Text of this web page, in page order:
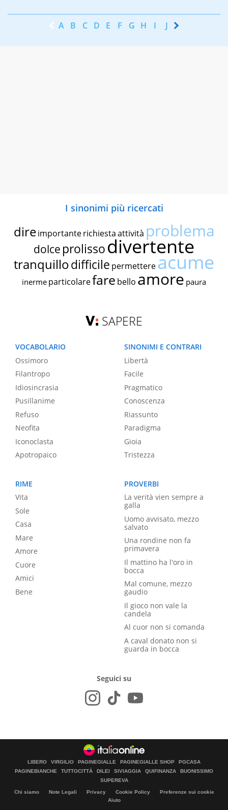
A B C D E F G H I J K
I sinonimi più ricercati
dire importante richiestaattività problema
dolce prolissodivertente
tranquillodifficile permettereacume
inerme particolarefare bello amore paura
SAPERE
VOCABOLARIO
Ossimoro
Filantropo
Idiosincrasia
Pusillanime
Refuso
Neofita
Iconoclasta
Apotropaico
SINONIMI E CONTRARI
Libertà
Facile
Pragmatico
Conoscenza
Riassunto
Paradigma
Gioia
Tristezza
RIME
Vita
Sole
Casa
Mare
Amore
Cuore
Amici
Bene
PROVERBI
La verità vien sempre a
galla
Uomo avvisato, mezzo
salvato
Una rondine non fa
primavera
Il mattino ha l'oro in
bocca
Mal comune, mezzo
gaudio
Il gioco non vale la
candela
Al cuor non si comanda
A caval donato non si
guarda in bocca
Seguici su
LIBERO VIRGILIO PAGINEGIALLE PAGINEGIALLE SHOP
PGCASA
PAGINEBIANCHE
TUTTOCITTÀ DILEI SIVIAGGIA QUIFINANZA
BUONISSIMO
SUPEREVA
Chi siamo Note Legali Privacy Cookie Policy
Preferenze sui cookie
Aiuto